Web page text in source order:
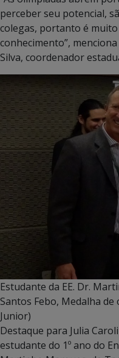
perceber seu potencial,
colegas, portanto é
conhecimento”,
Silva, coordenador
Estudante da EE. Dr.
Santos Febo, Medalha de
Junior)
Destaque para Julia
estudante do 1º ano do